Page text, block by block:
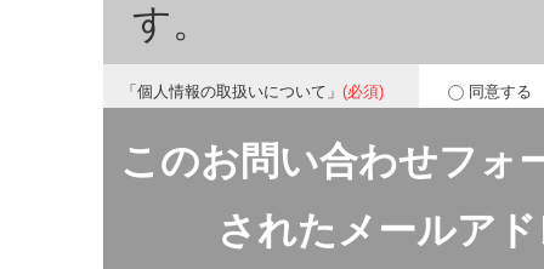
す。
「個人情報の取扱いについて」 (必須) 同意する
このお問い合わせフォ
されたメールア